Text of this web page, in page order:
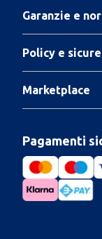
Garanzie e
Policy e
Marketplace
Pagamenti